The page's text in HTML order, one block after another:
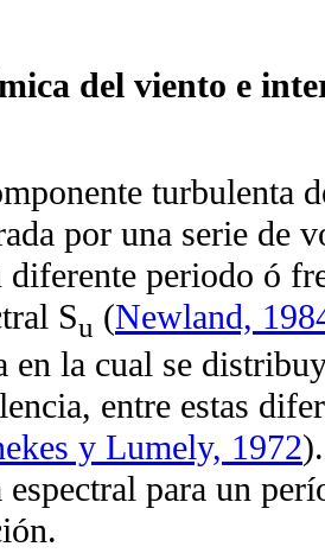
del viento e
turbulenta
por una serie de
diferente periodo ó
Su (Newland,
en la cual se
entre estas
y Lumely, 1972
espectral para un